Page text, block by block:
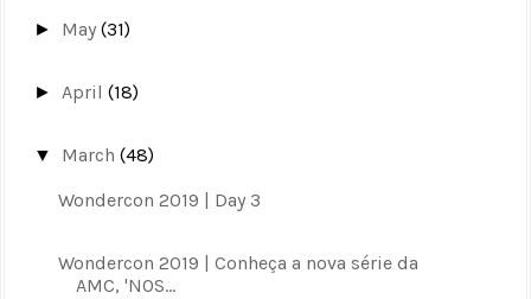
► May(31)
► April(18)
▼ March(48)
Wondercon 2019 | Day 3
Wondercon 2019 | Conheça a nova série da
AMC, 'NOS...